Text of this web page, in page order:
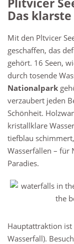
Plitvicer
Das
Mit den Pltvicer
geschaffen, das
gehört. 16 Seen,
durch tosende
Nationalpark
verzaubert jeden
Schönheit.
kristallklare
tiefblau
Wasserfällen – für
Paradies.
Hauptattraktion
Wasserfall).